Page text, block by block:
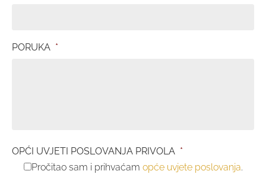
PORUKA *
OPĆI UVJETI POSLOVANJA PRIVOLA *
Pročitao sam i prihvaćam opće uvjete poslovanja.